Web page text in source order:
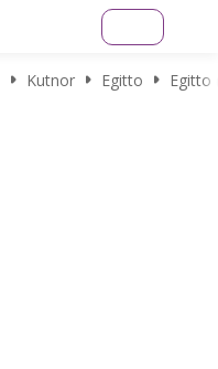
Kutnor Egitto Egitto